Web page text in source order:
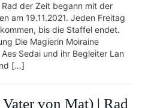
der Zeit begann mit der
am 19.11.2021. Jeden Freitag
bis die Staffel endet.
Die Magierin Moiraine
Sedai und ihr Begleiter Lan
[…]
von Mat) | Rad